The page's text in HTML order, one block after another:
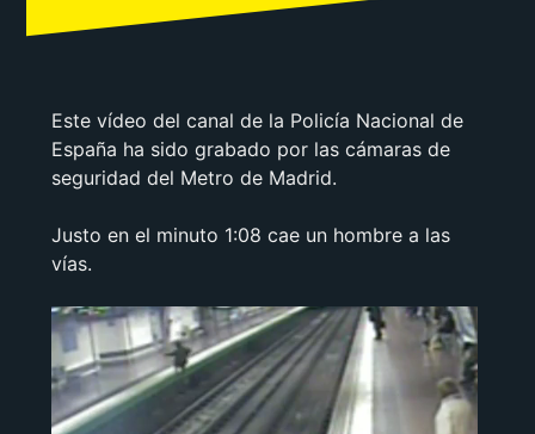
Este vídeo del canal de la Policía Nacional de
España ha sido grabado por las cámaras de
seguridad del Metro de Madrid.
Justo en el minuto 1:08 cae un hombre a las
vías.